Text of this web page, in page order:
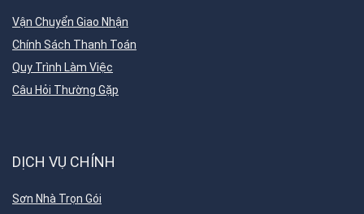
Vận Chuyển Giao Nhận
Chính Sách Thanh Toán
Quy Trình Làm Việc
Câu Hỏi Thường Gặp
DỊCH VỤ CHÍNH
Sơn Nhà Trọn Gói